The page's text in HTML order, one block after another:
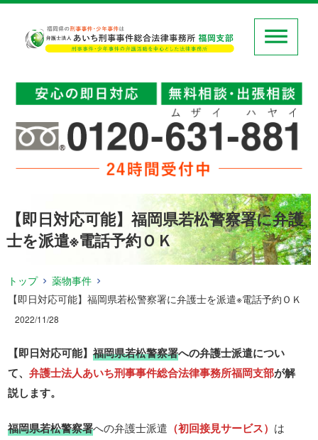
【即日対応可能】福岡県若松警察署に弁護
士を派遣※電話予約ＯＫ
トップ
薬物事件
【即日対応可能】福岡県若松警察署に弁護士を派遣※電話予約ＯＫ
2022/11/28
【即日対応可能】福岡県若松警察署への弁護士派遣につい
て、弁護士法人あいち刑事事件総合法律事務所福岡支部が解
説します。
福岡県若松警察署への弁護士派遣 （初回接見サービス） は